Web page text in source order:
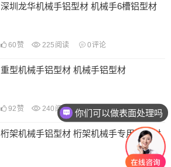
深圳龙华机械手铝型材 机械手6槽铝型材
60 赞 225 阅读 0评论
重型机械手铝型材 机械手铝型材
92 赞 240 阅读 0评论
桁架机械手铝型材 桁架机械手专用铝型材
你们可以做表面处理吗